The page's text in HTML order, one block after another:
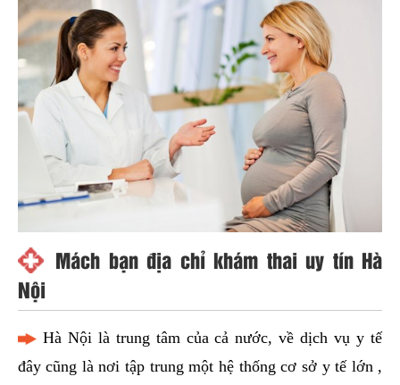
Mách bạn địa chỉ khám thai uy tín Hà
Nội
Hà Nội là trung tâm của cả nước, về dịch vụ y tế
đây cũng là nơi tập trung một hệ thống cơ sở y tế lớn ,